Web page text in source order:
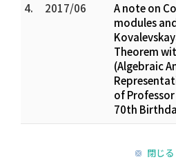
4.
2017/06
A note on
modules
Theorem
(Algebraic
of
70th
閉じる